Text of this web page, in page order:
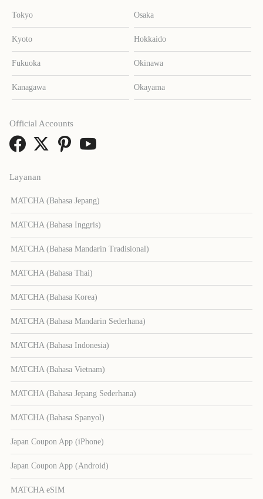
Tokyo Osaka
Kyoto Hokkaido
Fukuoka Okinawa
Kanagawa Okayama
Layanan
MATCHA (Bahasa Jepang)
MATCHA (Bahasa Inggris)
MATCHA (Bahasa Mandarin Tradisional)
MATCHA (Bahasa Thai)
MATCHA (Bahasa Korea)
MATCHA (Bahasa Mandarin Sederhana)
MATCHA (Bahasa Indonesia)
MATCHA (Bahasa Vietnam)
MATCHA (Bahasa Jepang Sederhana)
MATCHA (Bahasa Spanyol)
Japan Coupon App (iPhone)
Japan Coupon App (Android)
MATCHA eSIM
Official Accounts